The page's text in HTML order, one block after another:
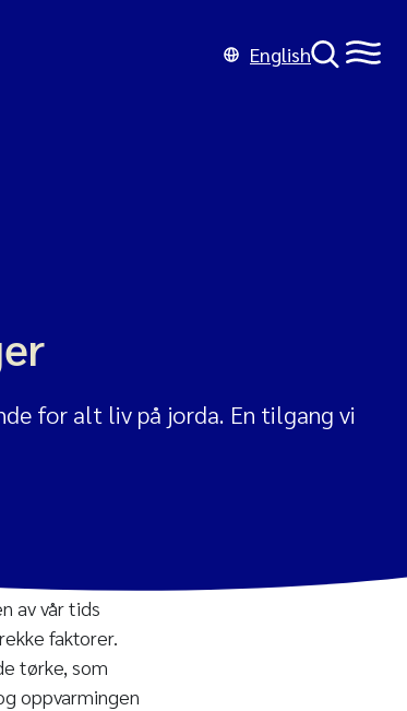
English
for alt liv på jorda. En tilgang vi
av vår tids
faktorer.
tørke, som
oppvarmingen